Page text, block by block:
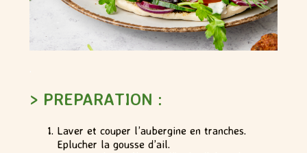
> PREPARATION :
Laver et couper l’aubergine en tranches.
Eplucher la gousse d’ail.